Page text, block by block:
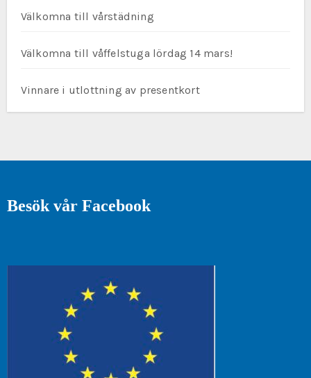
Välkomna till vårstädning
Välkomna till våffelstuga lördag 14 mars!
Vinnare i utlottning av presentkort
Besök vår Facebook